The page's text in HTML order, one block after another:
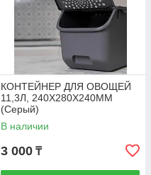
КОНТЕЙНЕР ДЛЯ ОВОЩЕЙ
11,3Л, 240Х280Х240ММ
(Серый)
В наличии
3 000 ₸